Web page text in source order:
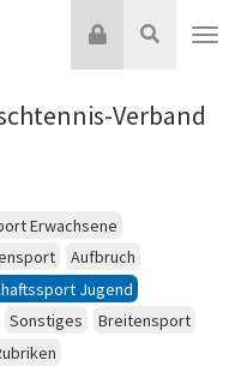
Suche
Login
Verband
Erwachsene
Aufbruch
Jugend
Sonstiges
Breitensport